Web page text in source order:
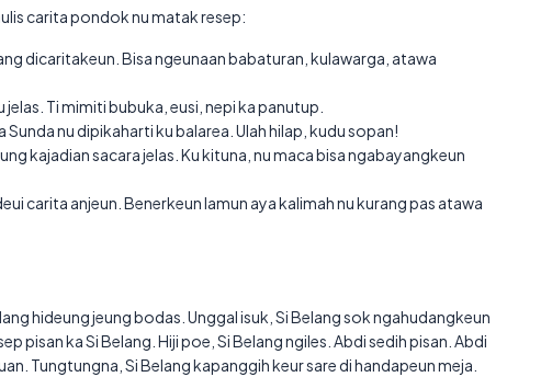
carita pondok nu matak resep:
dicaritakeun. Bisa ngeunaan babaturan, kulawarga, atawa
Ti mimiti bubuka, eusi, nepi ka panutup.
Sunda nu dipikaharti ku balarea. Ulah hilap, kudu sopan!
kajadian sacara jelas. Ku kituna, nu maca bisa ngabayangkeun
carita anjeun. Benerkeun lamun aya kalimah nu kurang pas atawa
hideung jeung bodas. Unggal isuk, Si Belang sok ngahudangkeun
pisan ka Si Belang. Hiji poe, Si Belang ngiles. Abdi sedih pisan. Abdi
Tungtungna, Si Belang kapanggih keur sare di handapeun meja.